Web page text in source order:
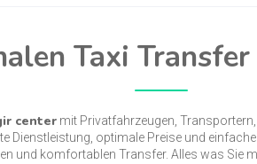
Taxi
center mit Privatfahrzeugen,
Dienstleistung, optimale Preise und
und komfortablen Transfer. Alles was